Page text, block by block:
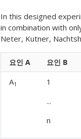
In this designed
in combination with
Neter, Kutner,
요인 A 요인 B
A1
1
...
n